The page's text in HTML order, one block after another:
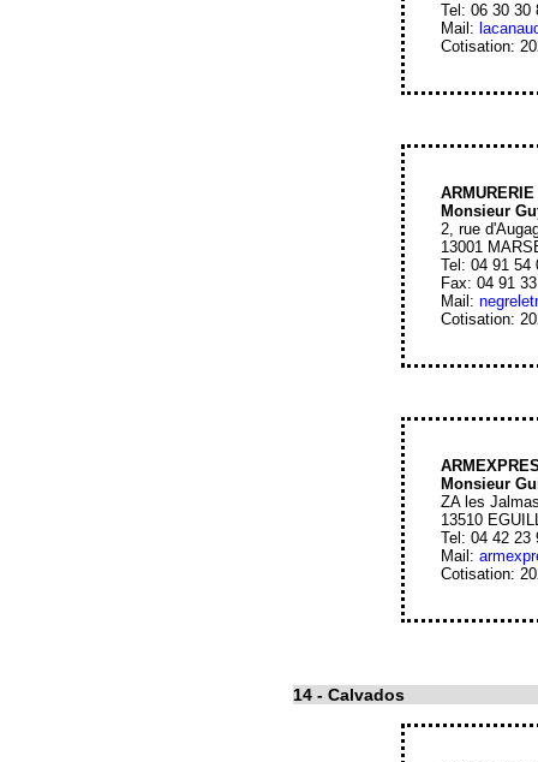
Tel: 06 30 30
Mail:
Cotisation:
Monsieur
2, rue
13001
Tel: 04 91 54
Fax: 04 91
Mail:
Cotisation:
Monsieur
ZA les
13510
Tel: 04 42 23
Mail:
Cotisation:
14 - Calvados